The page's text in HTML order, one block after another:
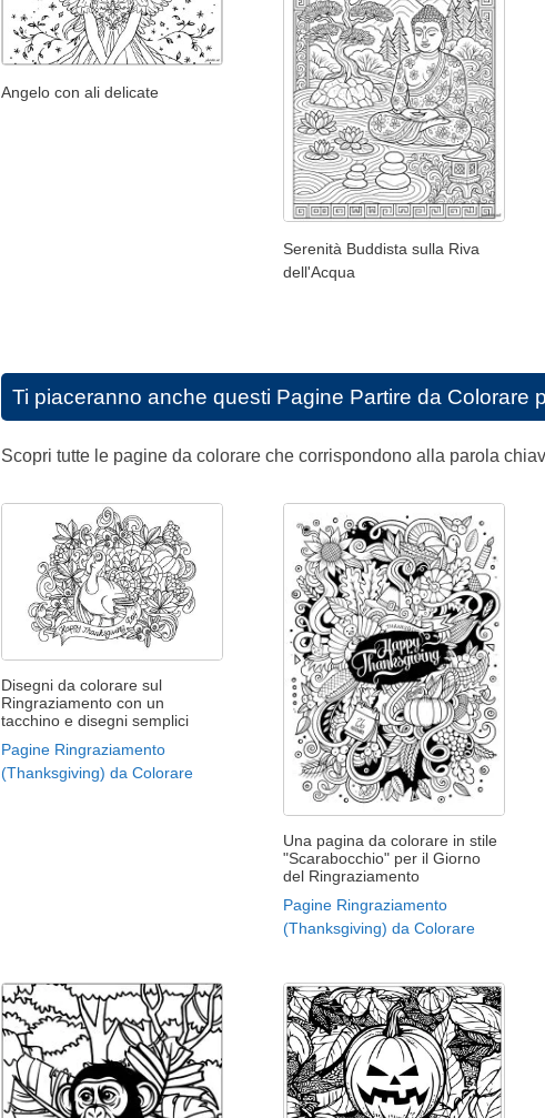
Angelo con ali delicate
Serenità Buddista sulla Riva
dell'Acqua
Ti piaceranno anche questi Pagine Partire da Colorare
Scopri tutte le pagine da colorare che corrispondono alla parola
Disegni da colorare sul
Ringraziamento con un
tacchino e disegni semplici
Pagine Ringraziamento
(Thanksgiving) da Colorare
Una pagina da colorare in stile
"Scarabocchio" per il Giorno
del Ringraziamento
Pagine Ringraziamento
(Thanksgiving) da Colorare